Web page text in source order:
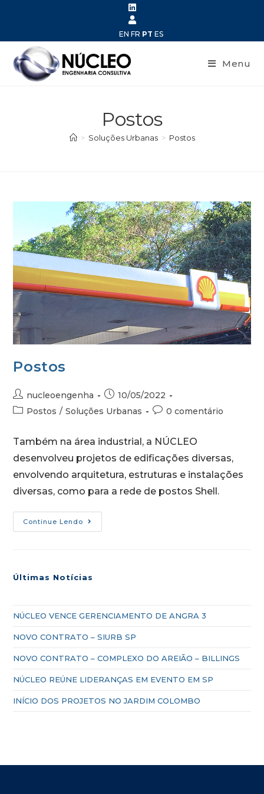
EN FR PT ES
Menu
Postos
> Soluções Urbanas > Postos
Postos
nucleoengenha
10/05/2022
Postos / Soluções Urbanas 0 comentário
Também na área industrial, a NÚCLEO
desenvolveu projetos de edificações diversas,
envolvendo arquitetura, estruturas e instalações
diversas, como para a rede de postos Shell.
Continue Lendo
Últimas Notícias
NÚCLEO VENCE GERENCIAMENTO DE ANGRA 3
NOVO CONTRATO – SIURB SP
NOVO CONTRATO – COMPLEXO DO AREIÃO – BILLINGS
NÚCLEO REÚNE LIDERANÇAS EM EVENTO EM SP
INÍCIO DOS PROJETOS NO JARDIM COLOMBO